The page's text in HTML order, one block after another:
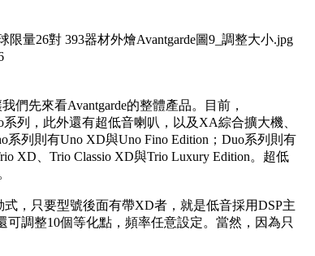
們先來看Avantgarde的整體產品。目前，
列，此外還有超低音喇叭，以及XA綜合擴大機、
列則有Uno XD與Uno Fino Edition；Duo系列則有
XD、Trio Classio XD與Trio Luxury Edition。超低
，只要型號後面有帶XD者，就是低音採用DSP主
調整10個等化點，頻率任意設定。當然，因為只